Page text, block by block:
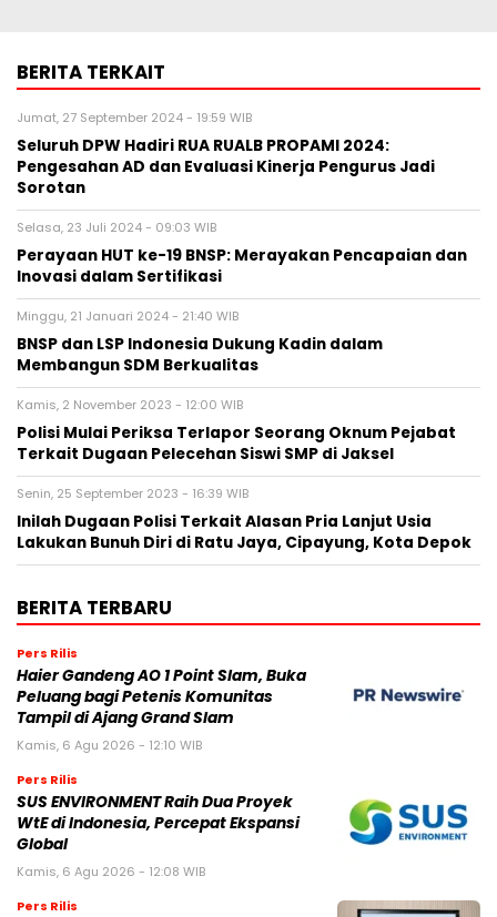
BERITA TERKAIT
Jumat, 27 September 2024 - 19:59 WIB
Seluruh DPW Hadiri RUA RUALB PROPAMI 2024:
Pengesahan AD dan Evaluasi Kinerja Pengurus Jadi
Sorotan
Selasa, 23 Juli 2024 - 09:03 WIB
Perayaan HUT ke-19 BNSP: Merayakan Pencapaian dan
Inovasi dalam Sertifikasi
Minggu, 21 Januari 2024 - 21:40 WIB
BNSP dan LSP Indonesia Dukung Kadin dalam
Membangun SDM Berkualitas
Kamis, 2 November 2023 - 12:00 WIB
Polisi Mulai Periksa Terlapor Seorang Oknum Pejabat
Terkait Dugaan Pelecehan Siswi SMP di Jaksel
Senin, 25 September 2023 - 16:39 WIB
Inilah Dugaan Polisi Terkait Alasan Pria Lanjut Usia
Lakukan Bunuh Diri di Ratu Jaya, Cipayung, Kota Depok
BERITA TERBARU
Pers Rilis
Haier Gandeng AO 1 Point Slam, Buka
Peluang bagi Petenis Komunitas
Tampil di Ajang Grand Slam
Kamis, 6 Agu 2026 - 12:10 WIB
Pers Rilis
SUS ENVIRONMENT Raih Dua Proyek
WtE di Indonesia, Percepat Ekspansi
Global
Kamis, 6 Agu 2026 - 12:08 WIB
Pers Rilis